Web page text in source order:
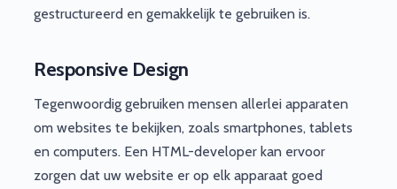
gestructureerd en gemakkelijk te gebruiken is.
Responsive Design
Tegenwoordig gebruiken mensen allerlei apparaten
om websites te bekijken, zoals smartphones, tablets
en computers. Een HTML-developer kan ervoor
zorgen dat uw website er op elk apparaat goed